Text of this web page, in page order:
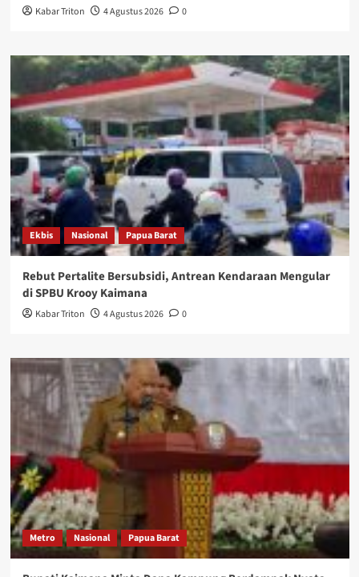
Kabar Triton 4 Agustus 2026 0
Ekbis Nasional Papua Barat
Rebut Pertalite Bersubsidi, Antrean Kendaraan Mengular
di SPBU Krooy Kaimana
Kabar Triton 4 Agustus 2026 0
Metro Nasional Papua Barat